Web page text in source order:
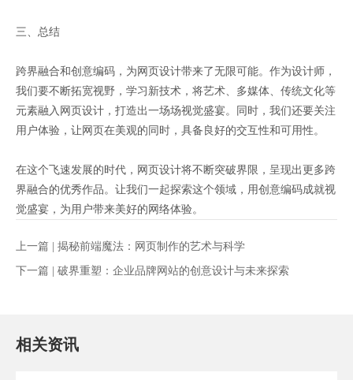
三、总结
跨界融合和创意编码，为网页设计带来了无限可能。作为设计师，
我们要不断拓宽视野，学习新技术，将艺术、多媒体、传统文化等
元素融入网页设计，打造出一场场视觉盛宴。同时，我们还要关注
用户体验，让网页在美观的同时，具备良好的交互性和可用性。
在这个飞速发展的时代，网页设计将不断突破界限，呈现出更多跨
界融合的优秀作品。让我们一起探索这个领域，用创意编码成就视
觉盛宴，为用户带来美好的网络体验。
上一篇 | 揭秘前端魔法：网页制作的艺术与科学
下一篇 | 破界重塑：企业品牌网站的创意设计与未来探索
相关资讯